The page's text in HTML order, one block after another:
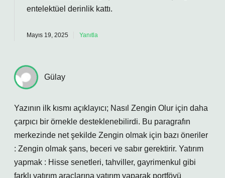
entelektüel derinlik kattı.
Mayıs 19, 2025 Yanıtla
Gülay
Yazının ilk kısmı açıklayıcı; Nasıl Zengin Olur için daha
çarpıcı bir örnekle desteklenebilirdi. Bu paragrafın
merkezinde net şekilde Zengin olmak için bazı öneriler
: Zengin olmak şans, beceri ve sabır gerektirir. Yatırım
yapmak : Hisse senetleri, tahviller, gayrimenkul gibi
farklı yatırım araçlarına yatırım yaparak portföyü